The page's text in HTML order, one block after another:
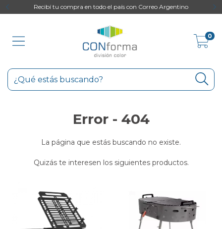
Recibí tu compra en todo el país con Correo Argentino
0
Error - 404
La página que estás buscando no existe.
Quizás te interesen los siguientes productos.